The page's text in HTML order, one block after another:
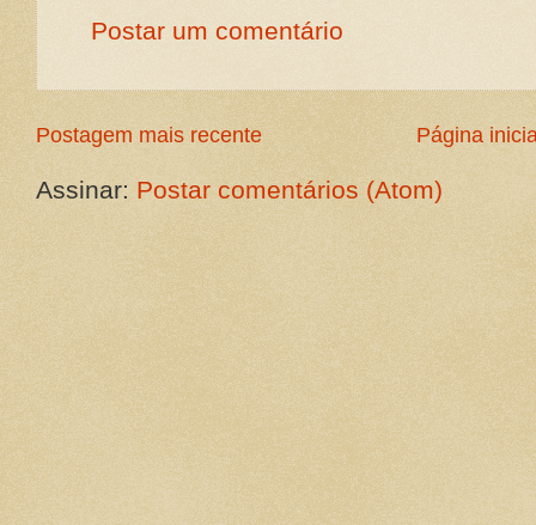
Postar um comentário
Postagem mais recente Página
Assinar: Postar comentários (Atom)